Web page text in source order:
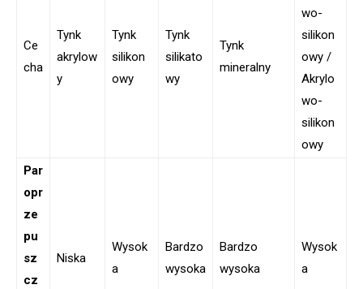
Ce
cha
Tynk
akrylow
y
Tynk
silikon
owy
Tynk
silikato
wy
Tynk
mineralny
wo-
silikon
owy /
Akrylo
wo-
silikon
owy
Par
opr
ze
pu
sz
cz
Niska
Wysok
a
Bardzo
wysoka
Bardzo
wysoka
Wysok
a